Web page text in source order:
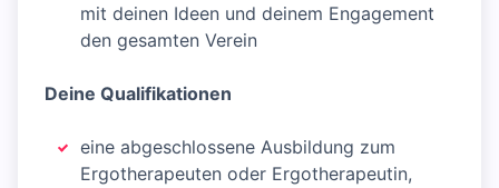
mit deinen Ideen und deinem Engagement
den gesamten Verein
Deine Qualifikationen
eine abgeschlossene Ausbildung zum
Ergotherapeuten oder Ergotherapeutin,